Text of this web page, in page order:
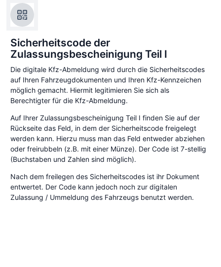
Sicherheitscode der
Zulassungsbescheinigung Teil I
Die digitale Kfz-Abmeldung wird durch die Sicherheitscodes
auf Ihren Fahrzeugdokumenten und Ihren Kfz-Kennzeichen
möglich gemacht. Hiermit legitimieren Sie sich als
Berechtigter für die Kfz-Abmeldung.
Auf Ihrer Zulassungsbescheinigung Teil I finden Sie auf der
Rückseite das Feld, in dem der Sicherheitscode freigelegt
werden kann. Hierzu muss man das Feld entweder abziehen
oder freirubbeln (z.B. mit einer Münze). Der Code ist 7-stellig
(Buchstaben und Zahlen sind möglich).
Nach dem freilegen des Sicherheitscodes ist ihr Dokument
entwertet. Der Code kann jedoch noch zur digitalen
Zulassung / Ummeldung des Fahrzeugs benutzt werden.